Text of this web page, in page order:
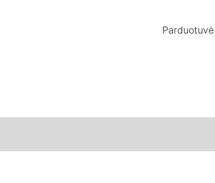
Parduotuvė